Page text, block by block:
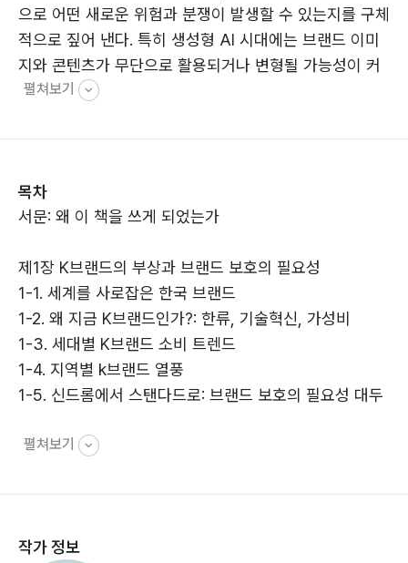
으로 어떤 새로운 위험과 분쟁이 발생할 수 있는지를 구체
적으로 짚어 낸다. 특히 생성형 AI 시대에는 브랜드 이미
지와 콘텐츠가 무단으로 활용되거나 변형될 가능성이 커
지고 있으며, 이에 대응하기 위한 전략과 관리의 중요성을
드·창작자·스타트업에게도 필요한 브랜드 보호 전략을 안
내한다. 어려운 법률 용어를 최대한 쉽게 풀어내어 실무
책의 특징이다. 《AI 시대의 브랜드보호 안내서》는 변화하
는 디지털 환경 속에서 브랜드를 안전하게 지키고 싶은 사
람들에게 꼭 필요한 실용 가이드다.
펼쳐보기
목차
서문: 왜 이 책을 쓰게 되었는가
제1장 K브랜드의 부상과 브랜드 보호의 필요성
1-1. 세계를 사로잡은 한국 브랜드
1-2. 왜 지금 K브랜드인가?: 한류, 기술혁신, 가성비
1-3. 세대별 K브랜드 소비 트렌드
1-4. 지역별 k브랜드 열풍
1-5. 신드롬에서 스탠다드로: 브랜드 보호의 필요성 대두
제2장 온라인에서의 브랜드 침해 유형과 실태
제3장 AI가 바꾸는 브랜드 침해의 지형
펼쳐보기
작가 정보